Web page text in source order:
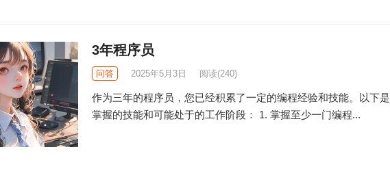
3年程序员
问答 2025年5月3日 阅读(240)
作为三年的程序员，您已经积累了一定的编程经验和技能。以下
掌握的技能和可能处于的工作阶段： 1. 掌握至少一门编程...